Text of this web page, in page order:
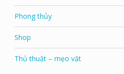
Phong thủy
Shop
Thủ thuật – mẹo vặt